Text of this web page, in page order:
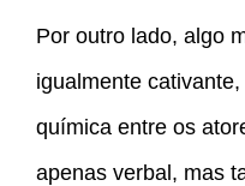
Por outro lado, algo
igualmente
química entre os
apenas verbal, mas